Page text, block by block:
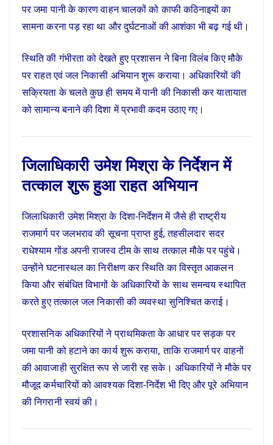
पर जमा पानी के कारण वाहन चालकों को काफी कठिनाइयों का
सामना करना पड़ रहा था और दुर्घटनाओं की आशंका भी बढ़ गई थी।
स्थिति की गंभीरता को देखते हुए प्रशासन ने बिना विलंब किए मौके
पर राहत एवं जल निकासी अभियान शुरू कराया। अधिकारियों की
सक्रियता के चलते कुछ ही समय में पानी की निकासी कर यातायात
को सामान्य बनाने की दिशा में प्रभावी कदम उठाए गए।
जिलाधिकारी उमेश मिश्रा के निर्देशन में
तत्काल शुरू हुआ राहत अभियान
जिलाधिकारी उमेश मिश्रा के दिशा-निर्देशन में जैसे ही राष्ट्रीय
राजमार्ग पर जलभराव की सूचना प्राप्त हुई, तहसीलदार सदर
राधेश्याम गोंड अपनी राजस्व टीम के साथ तत्काल मौके पर पहुंचे।
उन्होंने घटनास्थल का निरीक्षण कर स्थिति का विस्तृत आकलन
किया और संबंधित विभागों के अधिकारियों के साथ समन्वय स्थापित
करते हुए तत्काल जल निकासी की व्यवस्था सुनिश्चित कराई।
प्रशासनिक अधिकारियों ने प्राथमिकता के आधार पर सड़क पर
जमा पानी को हटाने का कार्य शुरू कराया, ताकि राजमार्ग पर वाहनों
की आवाजाही सुरक्षित रूप से जारी रह सके। अधिकारियों ने मौके पर
मौजूद कर्मचारियों को आवश्यक दिशा-निर्देश भी दिए और पूरे अभियान
की निगरानी स्वयं की।